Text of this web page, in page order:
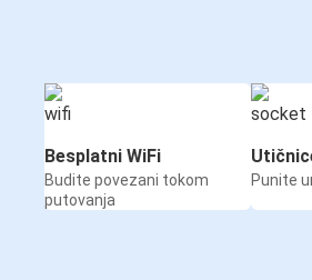
Besplatni WiFi
Budite povezani tokom
putovanja
Punite